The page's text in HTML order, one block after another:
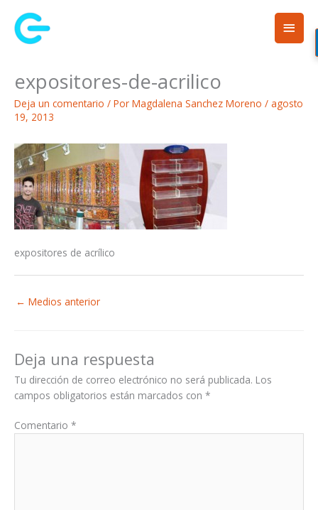
contenido
expositores-de-acrilico
Deja un comentario / Por Magdalena Sanchez Moreno / agosto
19, 2013
expositores de acrílico
← Medios anterior
Deja una respuesta
Tu dirección de correo electrónico no será publicada. Los
campos obligatorios están marcados con *
Comentario *